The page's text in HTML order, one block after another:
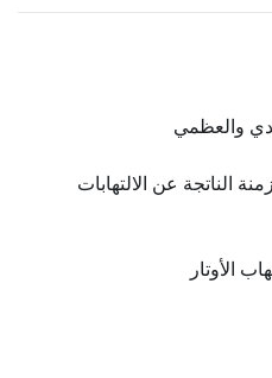
والعظمي
الناتجة عن الالتهابات
الأوتار